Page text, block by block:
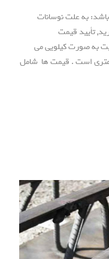
به علت نوسانات
تأیید قیمت
به صورت کیلویی می
است . قیمت ها شامل